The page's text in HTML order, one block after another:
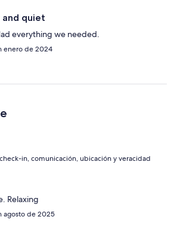
quiet
everything we needed.
enero de 2024
in, comunicación, ubicación y veracidad
Relaxing
agosto de 2025